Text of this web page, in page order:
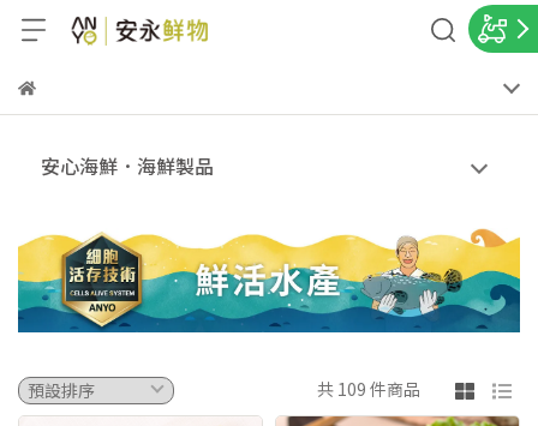
安心海鮮．海鮮製品
共 109 件商品